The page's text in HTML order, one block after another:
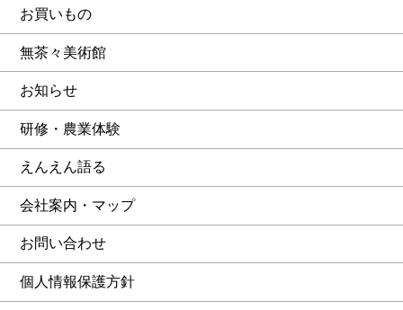
お買いもの
無茶々美術館
お知らせ
研修・農業体験
えんえん語る
会社案内・マップ
お問い合わせ
個人情報保護方針